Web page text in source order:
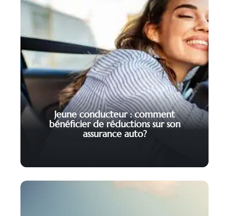
Jeune conducteur : comment
bénéficier de réductions sur son
assurance auto?